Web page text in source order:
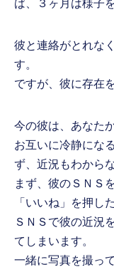
ば、３ヶ月は様子
彼と連絡がとれな
す。
ですが、彼に存在
今の彼は、あなた
お互いに冷静にな
ず、近況もわから
まず、彼のＳＮＳ
「いいね」を押し
ＳＮＳで彼の近況
てしまいます。
一緒に写真を撮っ